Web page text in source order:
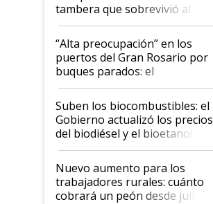
tambera que sobrevivió al
tornado
“Alta preocupación” en los
puertos del Gran Rosario por
buques parados: el
funcionamiento de las
exportadoras en tensión tras
la medida de fuerza de los
prácticos
Suben los biocombustibles: el
Gobierno actualizó los precios
del biodiésel y el bioetanol
Nuevo aumento para los
trabajadores rurales: cuánto
cobrará un peón desde julio